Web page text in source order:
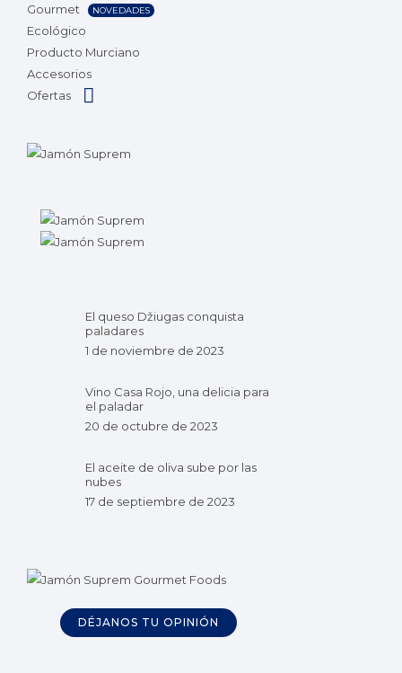
Gourmet
NOVEDADES
Ecológico
Producto Murciano
Accesorios
Ofertas
El queso Džiugas conquista
paladares
1 de noviembre de 2023
Vino Casa Rojo, una delicia para
el paladar
20 de octubre de 2023
El aceite de oliva sube por las
nubes
17 de septiembre de 2023
DÉJANOS TU OPINIÓN